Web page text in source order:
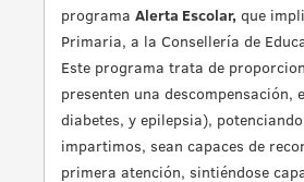
programa Alerta Escolar, que
Primaria, a la Consellería de
Este programa trata de
presenten una
diabetes, y epilepsia),
impartimos, sean capaces de
primera atención, sintiéndose